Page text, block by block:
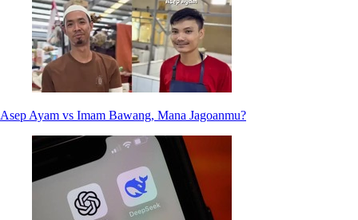
Asep Ayam vs Imam Bawang, Mana Jagoanmu?